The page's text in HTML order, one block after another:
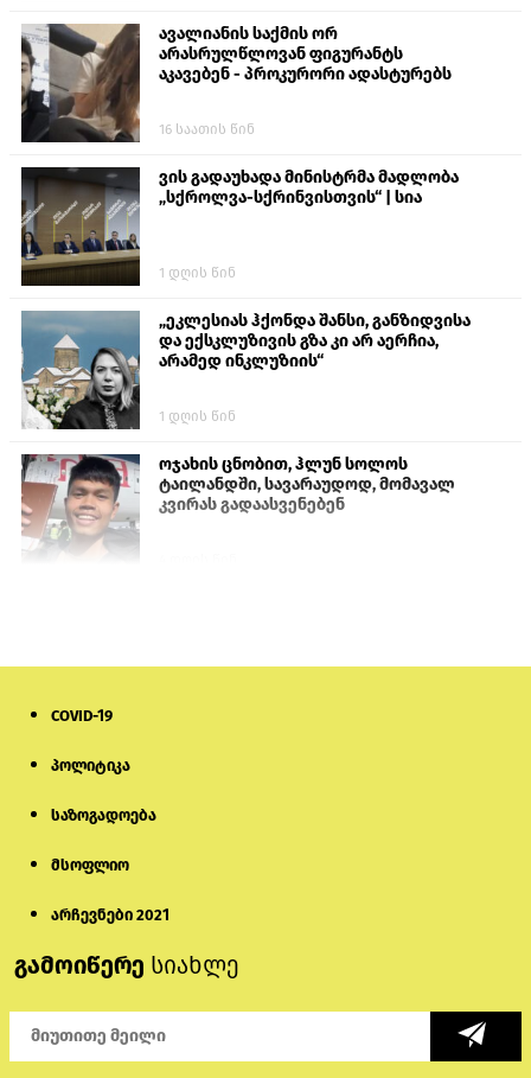
ავალიანის საქმის ორ
არასრულწლოვან ფიგურანტს
აკავებენ - პროკურორი ადასტურებს
16 საათის წინ
ვის გადაუხადა მინისტრმა მადლობა
„სქროლვა-სქრინვისთვის“ | სია
1 დღის წინ
„ეკლესიას ჰქონდა შანსი, განზიდვისა
და ექსკლუზივის გზა კი არ აერჩია,
არამედ ინკლუზიის“
1 დღის წინ
ოჯახის ცნობით, ჰლუნ სოლოს
ტაილანდში, სავარაუდოდ, მომავალ
კვირას გადაასვენებენ
კერძო უნივერსიტეტში თუ გადადის,
ნიკოლ ფაშინიანის ცოლს, ანნა
აკობიანს მოკვლით დაემუქრნენ —
COVID-19
პოლიტიკა
საზოგადოება
მსოფლიო
არჩევნები 2021
გამოიწერე სიახლე